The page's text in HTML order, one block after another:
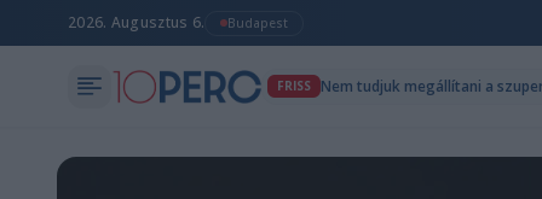
2026. Augusztus 6. Budapest
FRISS